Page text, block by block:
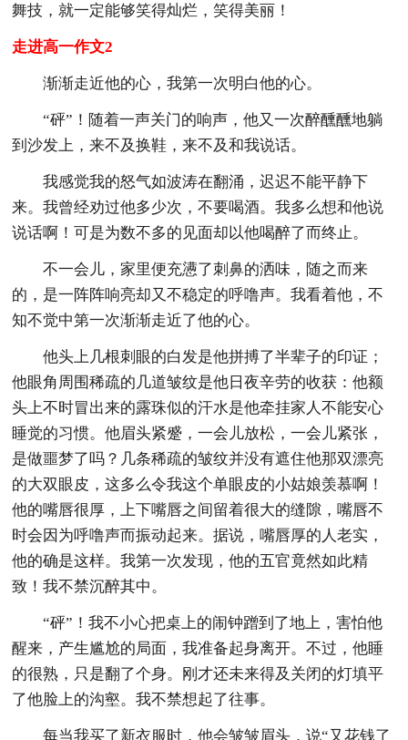
舞技，就一定能够笑得灿烂，笑得美丽！
走进高一作文2
渐渐走近他的心，我第一次明白他的心。
“砰”！随着一声关门的响声，他又一次醉醺醺地躺
到沙发上，来不及换鞋，来不及和我说话。
我感觉我的怒气如波涛在翻涌，迟迟不能平静下
来。我曾经劝过他多少次，不要喝酒。我多么想和他说
说话啊！可是为数不多的见面却以他喝醉了而终止。
不一会儿，家里便充懑了刺鼻的洒味，随之而来
的，是一阵阵响亮却又不稳定的呼噜声。我看着他，不
知不觉中第一次渐渐走近了他的心。
他头上几根刺眼的白发是他拼搏了半辈子的印证；
他眼角周围稀疏的几道皱纹是他日夜辛劳的收获：他额
头上不时冒出来的露珠似的汗水是他牵挂家人不能安心
睡觉的习惯。他眉头紧蹙，一会儿放松，一会儿紧张，
是做噩梦了吗？几条稀疏的皱纹并没有遮住他那双漂亮
的大双眼皮，这多么令我这个单眼皮的小姑娘羡慕啊！
他的嘴唇很厚，上下嘴唇之间留着很大的缝隙，嘴唇不
时会因为呼噜声而振动起来。据说，嘴唇厚的人老实，
他的确是这样。我第一次发现，他的五官竟然如此精
致！我不禁沉醉其中。
“砰”！我不小心把桌上的闹钟蹭到了地上，害怕他
醒来，产生尴尬的局面，我准备起身离开。不过，他睡
的很熟，只是翻了个身。刚才还未来得及关闭的灯填平
了他脸上的沟壑。我不禁想起了往事。
每当我买了新衣服时，他会皱皱眉头，说“又花钱了